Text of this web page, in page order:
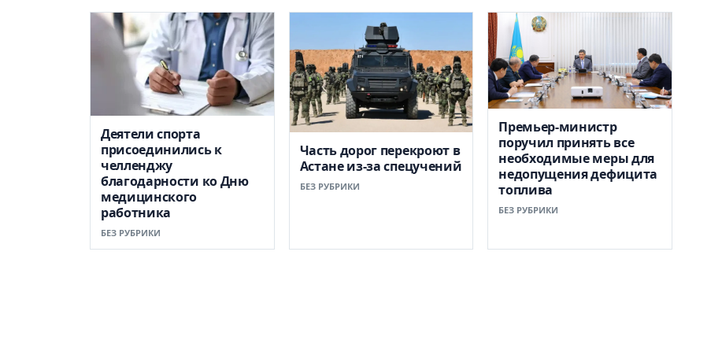
Деятели спорта
присоединились к
челленджу
благодарности ко Дню
медицинского
работника
БЕЗ РУБРИКИ
Часть дорог перекроют в
Астане из-за спецучений
БЕЗ РУБРИКИ
Премьер-министр
поручил принять все
необходимые меры для
недопущения дефицита
топлива
БЕЗ РУБРИКИ